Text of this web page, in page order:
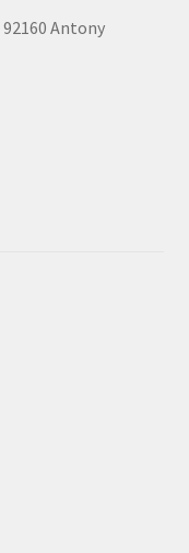
92160 Antony